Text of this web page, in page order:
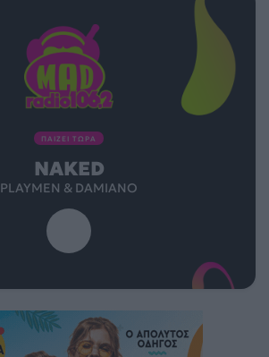
ΠΑΙΖΕΙ ΤΩΡΑ
NAKED
PLAYMEN & DAMIANO